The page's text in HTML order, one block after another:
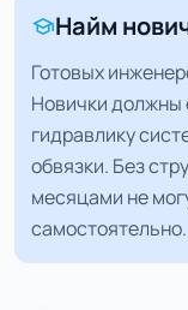
schoolНайм
Готовых
Новички должны
гидравлику
обвязки. Без
месяцами не
самостоятельно.